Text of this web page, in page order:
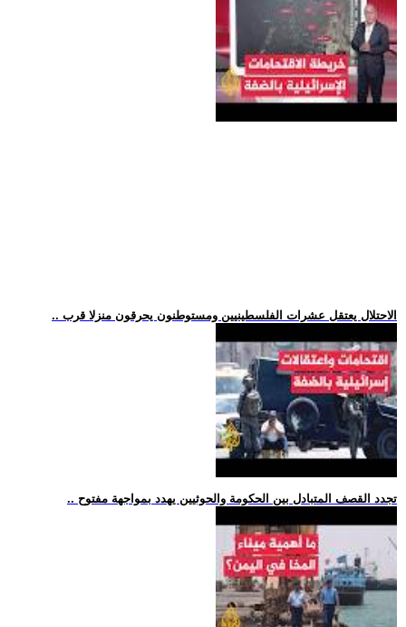
.. الاحتلال يعتقل عشرات الفلسطينيين ومستوطنون يحرقون منزلا قرب
.. تجدد القصف المتبادل بين الحكومة والحوثيين يهدد بمواجهة مفتوح